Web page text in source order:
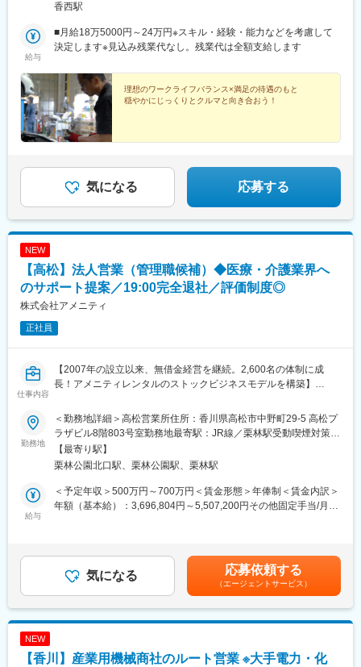
香西駅
給与
■月給18万5000円～24万円※スキル・経験・能力などを考慮して
決定します※見込み残業代なし。残業代は全額支給します
理想のワークライフバランス×満足の待遇のもと
穏やかにじっくりとクルマと向き合おう！
気になる 応募する
NEW
【高松】法人営業（管理職候補）◆医療・介護業界へ
のサポート提案／19:00完全退社／評価制度◎
株式会社アメニティ
正社員
仕事内容
【2007年の設立以来、無借金経営を継続。2,600名の体制に成
長！アメニティレンタルのストックビジネスモデルを構築】
を図るため、このたび新たな仲間をお迎えすることとなりまし
た。
■業務詳細：
病院や介護施設に向けて、入院・入所時に必要な衣類やタオル、
日用品などをレンタルできる「アメニティサポートシステム」を
提案する営業です。ニーズに応じて、人材派遣・紹介サービスや
院内売店の運営代行サービスも提案していきます。
献性も高く、今後の高齢化社会において成長が見込める成長産業
です。 また、病院や介護施設の業務軽減に貢献する事で、患者
様、利用者様へのサービス向上に直結する為、大変やりがいのあ
た、事業拡大に伴い、新規の営業所も出店しており、営業所長や
勤務地
＜勤務地詳細＞高松営業所住所：香川県高松市中野町29-5 高松プ
ラザビル8階803号室勤務地最寄駅：JR線／栗林駅受動喫煙対策：
屋内全面禁煙変更の範囲：会社の定める事業所
【最寄り駅】
栗林公園北口駅、栗林公園駅、栗林駅
給与
＜予定年収＞500万円～700万円＜賃金形態＞年俸制＜賃金内訳＞
年額（基本給）：3,696,804円～5,507,200円その他固定手当/月：
無＞有＜残業手当＞有＜給与補足＞・年収：月額×12ヵ月分・評
価：年2回（4月・10月/売上実績だけでなく取り組み姿勢や提案プ
ロセスなどの定性評価も重視）※経験や意欲次第では新しい営業所
の立ち上げに携わる可能性等もございます。賃金はあくまでも目
安の金額であり、選考を通じて上下する可能性があります。月給
気になる 応募依頼する
（エージェントサービス）
NEW
【香川】産業用機械商社のルート営業 ※大手電力・化